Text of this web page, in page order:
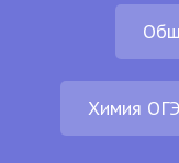
Химия ОГЭ